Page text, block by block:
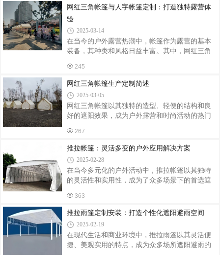
根据现场实际情况，进行精确测量和定位，
排水良好的地面，远离危险区域，如悬崖、落石
等。清理地面上的碎石、树枝等尖锐物品，避免
损坏帐篷底部。检查配件：打开包装，检查帐篷
主体、支架、地钉、风绳等配件是否齐全，并确
认无损坏。阅读说明书：不同品牌的推拉帐篷结
构可能略有不同，建议仔细阅读说明书，了解具
体安装步骤和注意事项。二、安装步骤铺设地
网红三角帐篷与人字帐篷定制：打造独特露营体
验
2025-03-14
在当今的户外露营热潮中，帐篷作为露营的基本
装备，其种类和风格日益丰富。其中，网红三角
了众多露营爱好者的首选。本文将介绍这两种帐
篷的特点以及定制流程，帮助您打造独特的露营
体验。网红三角帐篷：时尚与实用并存网红三角
帐篷以其独特的三角形设计和时尚的外观，迅速
在露营界走红。这种帐篷不仅美观大方，而且具
有出色的稳定性和抗风性能，非常适合户外露
营、烧烤、餐饮等多种场景。三角帐篷的定制流
和预期效果。比如，是用于户外餐饮还是露营
245
网红三角帐篷生产定制简述
2025-03-05
网红三角帐篷以其独特的造型、轻便的结构和良
好的遮阳效果，成为户外露营和时尚活动的热门
计定制：根据客户需求，设计师定制帐篷的图
案、颜色及尺寸，确保帐篷既符合潮流趋势，又
能满足特定场景需求。材料选购：选用高质量的
防水材料，如涂层尼龙或聚酯纤维，确保帐篷耐
用且有效防水。同时，考虑环保要求，选择可持
续发展的材料。精细裁剪与缝制：根据设计图
纸，精细裁剪材料，并采用专业缝制技术，确保
和美观度。组装与测试：将帐篷部件组装完成，
267
推拉帐篷：灵活多变的户外应用解决方案
2025-02-28
在当今多元化的户外活动中，推拉帐篷以其独特
的灵活性和实用性，成为了众多场景下的首选遮
工业、农业及公共设施的应用，推拉帐篷都以其
出色的性能和广泛的适用性赢得了用户的青睐。
本文将深入探讨推拉帐篷在不同应用场景中的实
际应用与优势。家庭休闲的理想选择对于热爱户
外生活的家庭而言，推拉帐篷无疑是露营、野
炊、家庭聚会等休闲活动的理想伴侣。它不仅能
363
推拉雨篷定制安装：打造个性化遮阳避雨空间
2025-02-19
在现代生活和商业环境中，推拉雨篷以其灵活便
捷、美观实用的特点，成为众多场所遮阳避雨的